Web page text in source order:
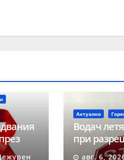
Актуално
Водач
при
време на
авг. 6,